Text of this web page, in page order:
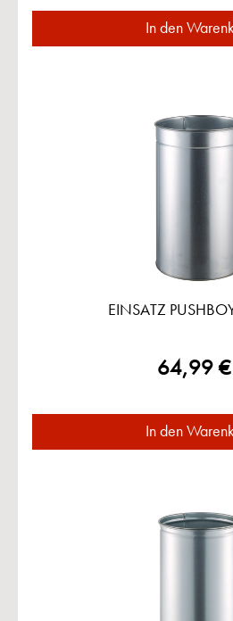
In den
EINSATZ
64,99
In den